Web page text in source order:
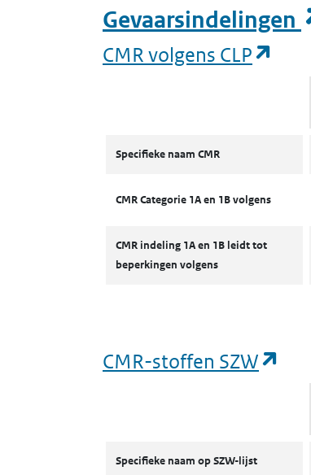
Gevaarsindelingen
CMR volgens CLP
Specifieke naam CMR
CMR Categorie 1A en 1B volgens
CMR indeling 1A en 1B leidt tot
beperkingen volgens
CMR-stoffen SZW
Specifieke naam op SZW-lijst